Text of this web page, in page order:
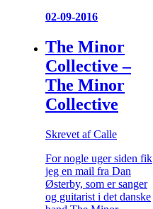
02-09-2016
The Minor
Collective –
The Minor
Collective
Skrevet af Calle
For nogle uger siden fik
jeg en mail fra Dan
Østerby, som er sanger
og guitarist i det danske